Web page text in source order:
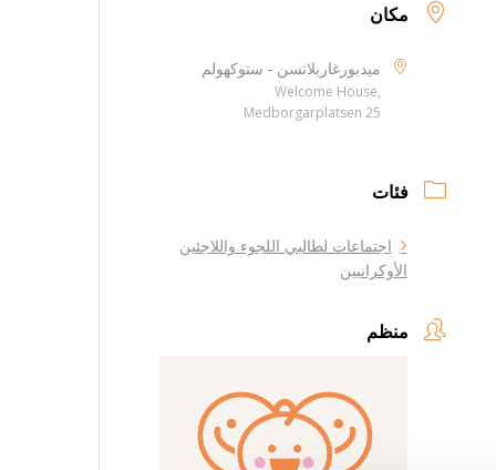
مكان
ميدبورغاربلاتسن - ستوكهولم
Welcome House,
Medborgarplatsen 25
فئات
اجتماعات لطالبي اللجوء واللاجئين
الأوكرانيين
منظم